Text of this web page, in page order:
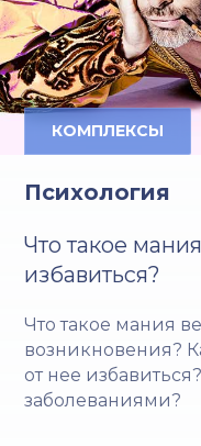
КОМПЛЕКСЫ
Психология
Что такое
избавиться?
Что такое мания
возникновения?
от нее
заболеваниями?